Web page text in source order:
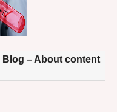
– About content